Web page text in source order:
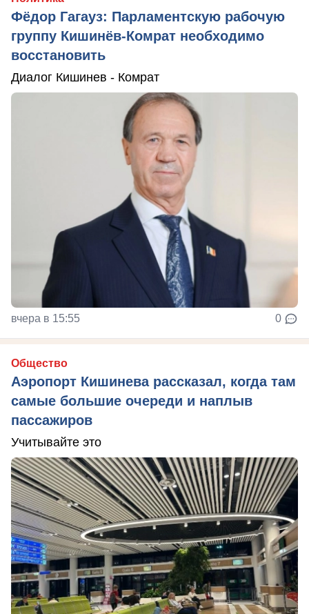
Фёдор Гагауз: Парламентскую рабочую
группу Кишинёв-Комрат необходимо
восстановить
Диалог Кишинев - Комрат
вчера в 15:55 0
Общество
Аэропорт Кишинева рассказал, когда там
самые большие очереди и наплыв
пассажиров
Учитывайте это